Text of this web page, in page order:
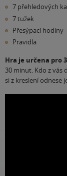
7 přehledových
7 tužek
Přesýpací hodiny
Pravidla
Hra je určena pro
30 minut. Kdo z vás
si z kreslení odnese